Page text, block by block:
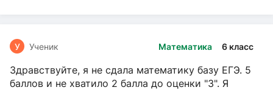
Математика 6 класс
У Ученик
Здравствуйте, я не сдала математику базу ЕГЭ. 5
баллов и не хватило 2 балла до оценки "3". Я